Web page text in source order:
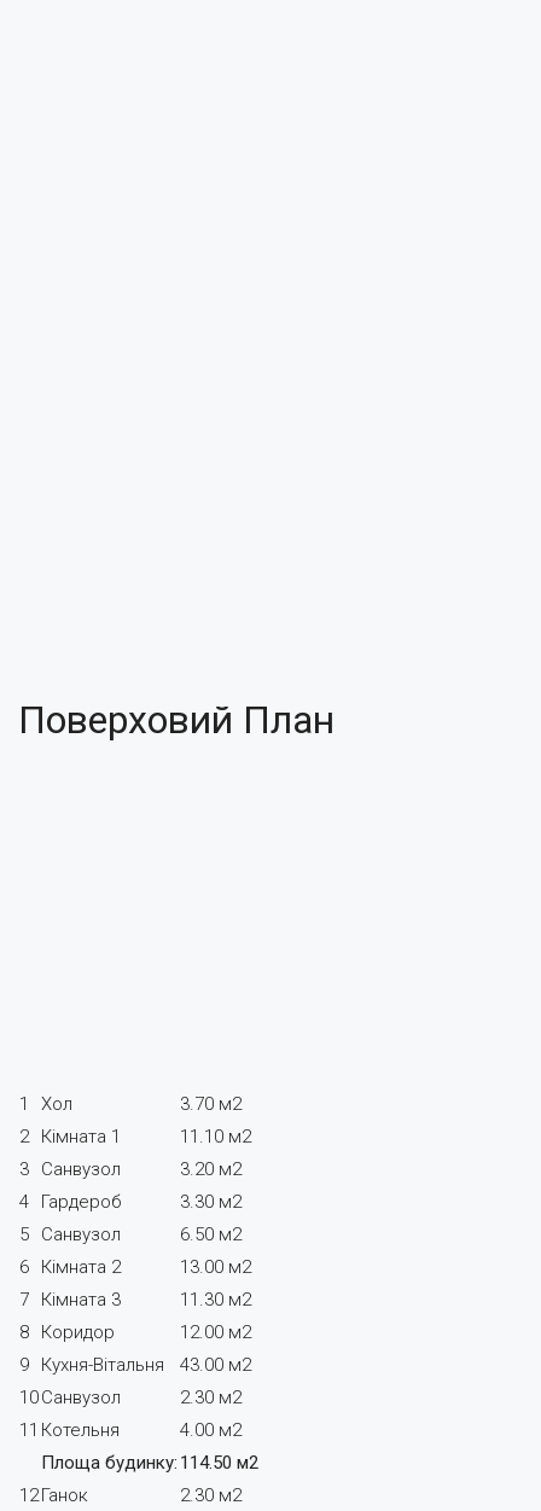
Поверховий План
1 Хол
3.70 м2
2
Кімната 1
11.10 м2
3
Санвузол
3.20 м2
4
Гардероб
3.30 м2
5
Санвузол
6.50 м2
6
Кімната 2
13.00 м2
7
Кімната 3
11.30 м2
8
Коридор
12.00 м2
9
Кухня-Вітальня
43.00 м2
10Санвузол
2.30 м2
11 Котельня
4.00 м2
Площа будинку: 114.50 м2
12Ганок
2.30 м2